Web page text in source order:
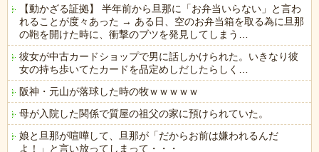
【動かざる証拠】 半年前から旦那に「お弁当いらない」と言わ
れることが度々あった → ある日、空のお弁当箱を取る為に旦那
の鞄を開けた時に、衝撃のブツを発見してしまう…
彼女が中古カードショップで男に話しかけられた。いきなり彼
女の持ち歩いてたカードを品定めしだしたらしく…
阪神・元山が落球した時の牧ｗｗｗｗｗ
母が入院した関係で質屋の祖父の家に預けられていた。
娘と旦那が喧嘩して、旦那が「だからお前は嫌われるんだ
よ！」と言い放ってしまって・・・